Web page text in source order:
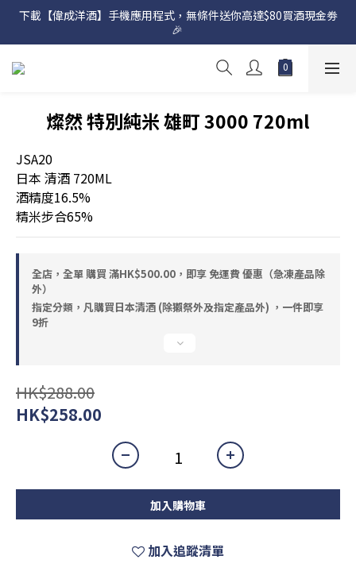
網店購滿 $500 即享免費送貨服務📦
下載【偉成洋酒】手機應用程式，無條件送你高達$80買酒現金劵
🎉
網店購滿 $500 即享免費送貨服務📦
燦然 特別純米 雄町 3000 720ml
JSA20
日本 清酒 720ML
酒精度16.5%
精米步合65%
全店，全單 購買 滿HK$500.00，即享 免運費 優惠（急凍產品除
外）
指定分類，凡購買日本清酒 (除獺祭外及指定產品外) ，一件即享
9折
HK$288.00
HK$258.00
加入購物車
加入追蹤清單